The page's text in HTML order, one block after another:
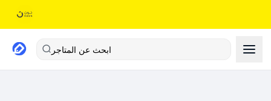
ابحث عن المتاجر